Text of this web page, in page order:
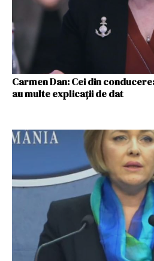
Carmen Dan: Cei din
au multe explicaţii de dat